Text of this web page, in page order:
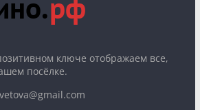
ключе отображаем все,
посёлке.